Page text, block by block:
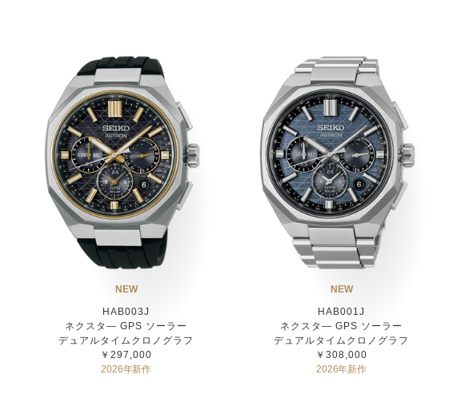
NEW
HAB003J
ネクスタ― GPS ソーラー
デュアルタイムクロノグラフ
￥297,000
2026年新作
NEW
HAB001J
ネクスタ― GPS ソーラー
デュアルタイムクロノグラフ
￥308,000
2026年新作